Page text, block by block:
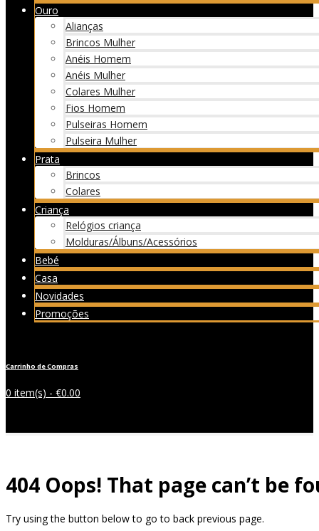
Ouro
Alianças
Brincos Mulher
Anéis Homem
Anéis Mulher
Colares Mulher
Fios Homem
Pulseiras Homem
Pulseira Mulher
Prata
Brincos
Colares
Criança
Relógios criança
Molduras/Álbuns/Acessórios
Bebé
Casa
Novidades
Promoções
Carrinho de Compras
0 item(s) - €0.00
404 Oops! That page can’t be
Try using the button below to go to back previous page.